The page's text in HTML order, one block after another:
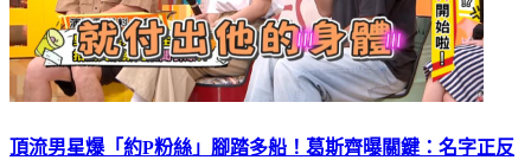
頂流男星爆「約P粉絲」腳踏多船！葛斯齊曝關鍵：名字正反